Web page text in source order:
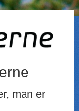
man er